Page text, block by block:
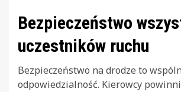
Bezpieczeństwo
uczestników ruchu
Bezpieczeństwo na drodze to
odpowiedzialność. Kierowcy